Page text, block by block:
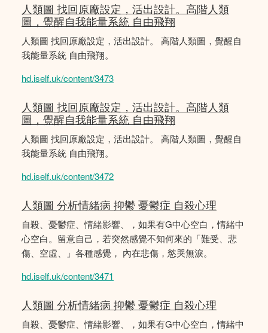
人類圖 找回原廠設定，活出設計。高階人類
圖，覺醒自我能量系統 自由飛翔
人類圖 找回原廠設定，活出設計。 高階人類圖，覺醒自
我能量系統 自由飛翔。
hd.iself.uk/content/3473
人類圖 找回原廠設定，活出設計。高階人類
圖，覺醒自我能量系統 自由飛翔
人類圖 找回原廠設定，活出設計。 高階人類圖，覺醒自
我能量系統 自由飛翔。
hd.iself.uk/content/3472
人類圖 分析情緒病 抑鬱 憂鬱症 自殺心理
自殺、憂鬱症、情緒影響、，如果有G中心空白，情緒中
心空白。留意自己，若突然感覺不知何來的「難受、悲
傷、空虛、」各種感覺， 內在悲傷，慾哭無淚。
hd.iself.uk/content/3471
人類圖 分析情緒病 抑鬱 憂鬱症 自殺心理
自殺、憂鬱症、情緒影響、，如果有G中心空白，情緒中